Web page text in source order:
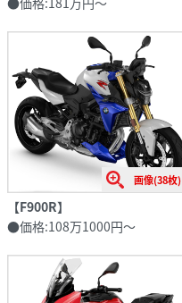
画像(38枚)
【F900R】
●価格:108万1000円〜